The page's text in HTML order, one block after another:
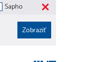
Sapho